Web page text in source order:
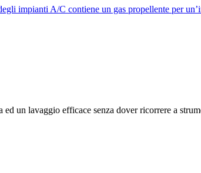
impianti A/C contiene un gas propellente per
un lavaggio efficace senza dover ricorrere a